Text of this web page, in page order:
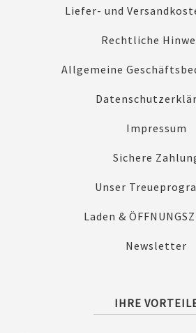
Liefer- und
Rechtliche
Allgemeine
Impressum
Sichere
Unser
Laden &
Newsletter
IHRE